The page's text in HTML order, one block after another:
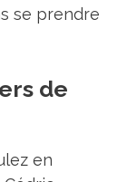
se prendre
de
en